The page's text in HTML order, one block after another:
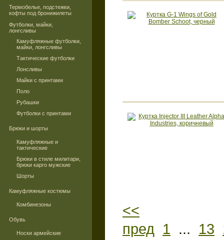
Термобелье, подстежки,
кофты под бронижилеты
Футболки, майки,
лонгсливы
Камуфляжные футболки,
майки, лонгсливы
Тактические футболки
Лонсливы
Майки с принтами
Поло
Рубашки
Футболки с принтами
Брюки и шорты
Камуфляжные и
тактические
Брюки в стиле милитари,
брюки карго мужские
Шорты
Камуфляжные костюмы
Комбинезоны
Обувь
Носки армейские
<<
пред 1 ... 13